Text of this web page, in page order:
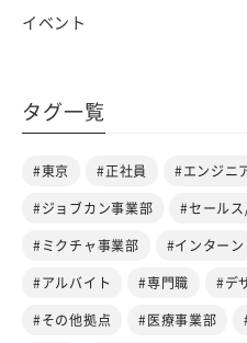
イベント
タグ一覧
#東京 #正社員 #エンジニ
#ジョブカン事業部 #セール
#ミクチャ事業部 #インターン
#アルバイト #専門職 #デ
#その他拠点 #医療事業部